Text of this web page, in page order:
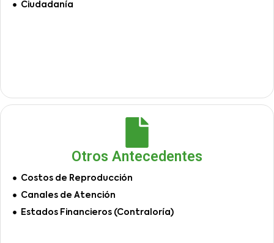
Ciudadanía
Otros Antecedentes
Costos de Reproducción
Canales de Atención
Estados Financieros (Contraloría)